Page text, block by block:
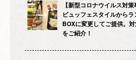
【新型コロナウイルス対策
ビュッフェスタイルからラ
BOXに変更してご提供。
をご紹介！